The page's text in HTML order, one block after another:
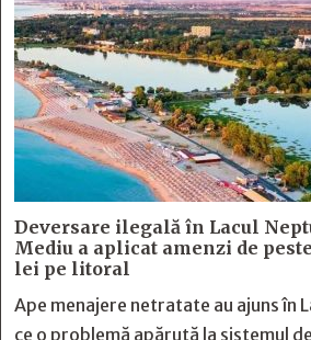
Deversare ilegală în Lacul
Mediu a aplicat amenzi de
lei pe litoral
Ape menajere netratate au ajuns în
ce o problemă apărută la sistemul